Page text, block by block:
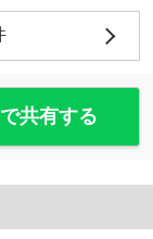
共有する